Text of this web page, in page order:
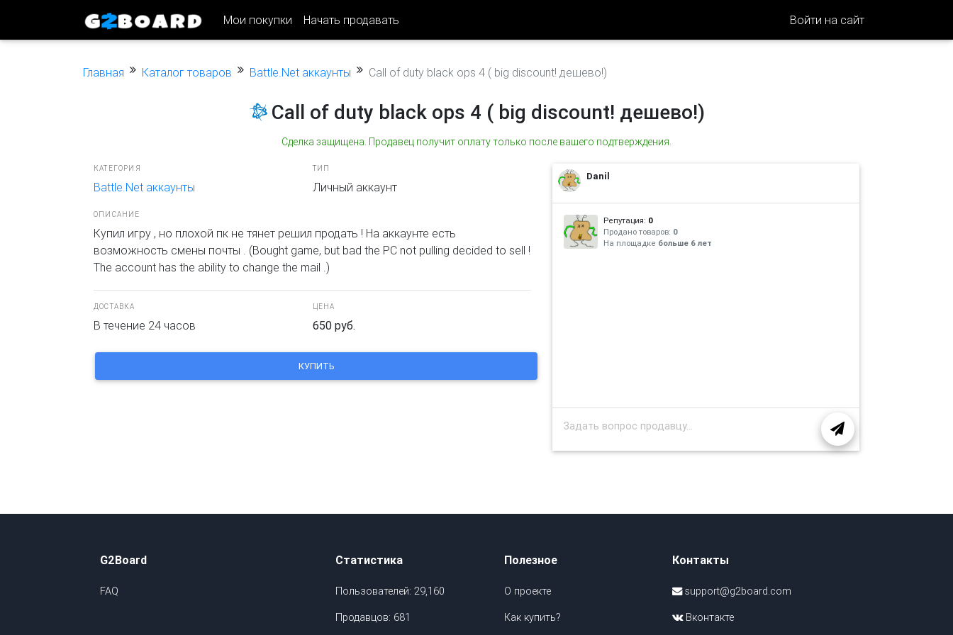
Мои покупки Начать продавать Войти на сайт
Главная Каталог товаров Battle.Net аккаунты Call of duty black ops 4 ( big discount! дешево!)
Call of duty black ops 4 ( big discount! дешево!)
Сделка защищена. Продавец получит оплату только после вашего подтверждения.
КАТЕГОРИЯ
Battle.Net аккаунты
ТИП
Личный аккаунт
ОПИСАНИЕ
Купил игру , но плохой пк не тянет решил продать ! На аккаунте есть
возможность смены почты . (Bought game, but bad the PC not pulling decided to sell !
The account has the ability to change the mail .)
ДОСТАВКА
В течение 24 часов
ЦЕНА
650 руб.
Danil
Репутация: 0
Продано товаров: 0
На площадке больше 6 лет
G2Board
FAQ
Статистика
Пользователей: 29,160
Продавцов: 681
Полезное
О проекте
Как купить?
Контакты
support@g2board.com
Вконтакте